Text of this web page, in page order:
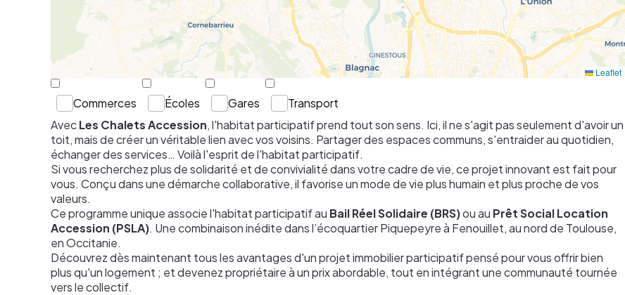
Leaflet
Commerces Écoles Gares
Transport
AvecLes Chalets Accession, l'habitat participatif prend tout son sens. Ici, il ne s'agit pas seulement d'avoir un
toit, mais de créer un véritable lien avec vos voisins. Partager des espaces communs, s'entraider au quotidien,
échanger des services… Voilà l'esprit de l'habitat participatif.
Si vous recherchez plus de solidarité et de convivialité dans votre cadre de vie, ce projet innovant est fait pour
vous. Conçu dans une démarche collaborative, il favorise un mode de vie plus humain et plus proche de vos
valeurs.
Ce programme unique associe l'habitat participatif au Bail Réel Solidaire (BRS)ou au Prêt Social Location
Accession (PSLA). Une combinaison inédite dans l’écoquartier Piquepeyre à Fenouillet, au nord de Toulouse,
en Occitanie.
Découvrez dès maintenant tous les avantages d'un projet immobilier participatif pensé pour vous offrir bien
plus qu'un logement ; et devenez propriétaire à un prix abordable, tout en intégrant une communauté tournée
vers le collectif.